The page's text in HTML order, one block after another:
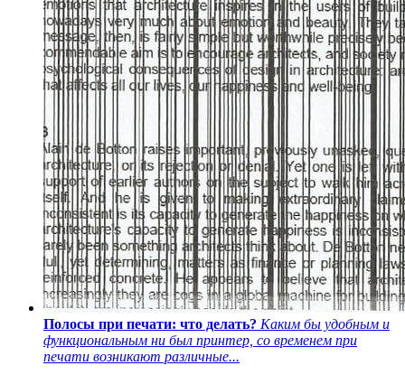
Полосы при печати: что делать? Каким бы удобным и
функциональным ни был принтер, со временем при
печати возникают различные...